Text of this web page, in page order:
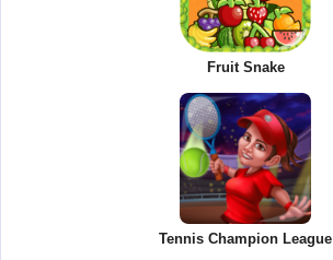
Fruit Snake
Tennis Champion League